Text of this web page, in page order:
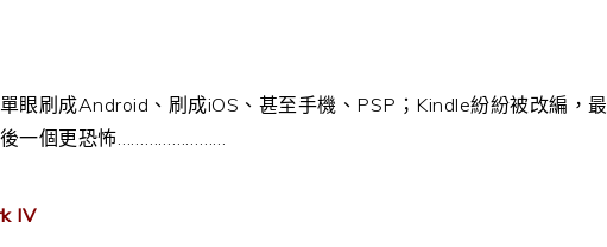
眼刷成Android、刷成iOS、甚至手機、PSP；Kindle紛紛被改編，最
後一個更恐怖……………………
IV